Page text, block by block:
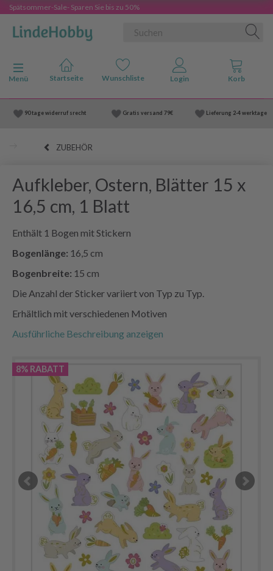
Spätsommer-Sale- Sparen Sie bis zu 50%
Anzeige ändern
Menü
90 tage widerruf srecht Gratis versand 79€ Lieferung 2-4 werktage
ZUBEHÖR
Aufkleber, Ostern, Blätter 15 x
16,5 cm, 1 Blatt
Enthält 1 Bogen mit Stickern
Bogenlänge: 16,5 cm
Bogenbreite: 15 cm
Die Anzahl der Sticker variiert von Typ zu Typ.
Erhältlich mit verschiedenen Motiven
Ausführliche Beschreibung anzeigen
8% RABATT